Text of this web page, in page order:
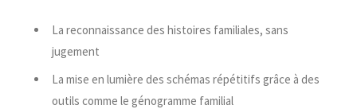
La reconnaissance des histoires familiales, sans
jugement
La mise en lumière des schémas répétitifs grâce à des
outils comme le génogramme familial